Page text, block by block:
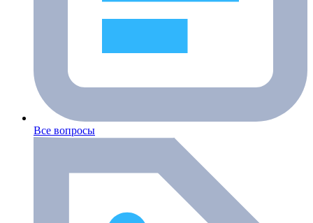
Все вопросы